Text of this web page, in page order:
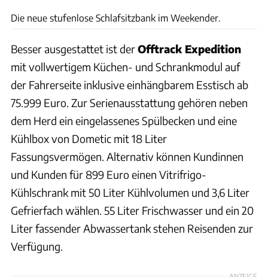
Die neue stufenlose Schlafsitzbank im Weekender.
Besser ausgestattet ist derOfftrack Expedition
mit vollwertigem Küchen- und Schrankmodul auf
der Fahrerseite inklusive einhängbarem Esstisch ab
75.999 Euro. Zur Serienausstattung gehören neben
dem Herd ein eingelassenes Spülbecken und eine
Kühlbox von Dometic mit 18 Liter
Fassungsvermögen. Alternativ können Kundinnen
und Kunden für 899 Euro einen Vitrifrigo-
Kühlschrank mit 50 Liter Kühlvolumen und 3,6 Liter
Gefrierfach wählen. 55 Liter Frischwasser und ein 20
Liter fassender Abwassertank stehen Reisenden zur
Verfügung.